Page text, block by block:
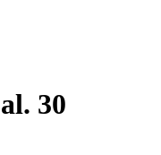
30